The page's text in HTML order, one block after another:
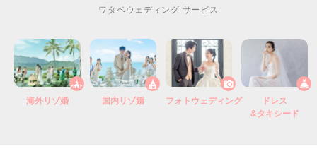
ワタベウェディング サービス
海外リゾ婚 国内リゾ婚 フォトウェディング
ドレス
&タキシード